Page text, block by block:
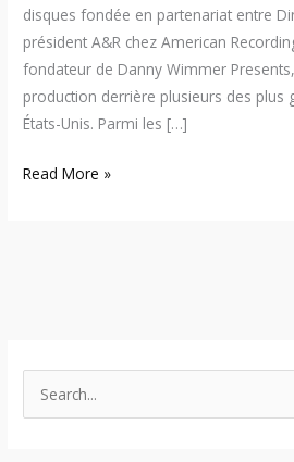
disques fondée en partenariat entre
président A&R chez American
fondateur de Danny Wimmer
production derrière plusieurs des plus
États-Unis. Parmi les […]
Read More »